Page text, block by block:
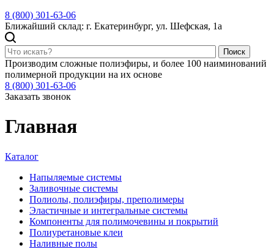
8 (800) 301-63-06
Ближайший склад: г. Екатеринбург, ул. Шефская, 1а
Поиск
Производим сложные полиэфиры, и более 100 наиминований
полимерной продукции на их основе
8 (800) 301-63-06
Заказать звонок
Главная
Каталог
Напыляемые системы
Заливочные системы
Полиолы, полиэфиры, преполимеры
Эластичные и интегральные системы
Компоненты для полимочевины и покрытий
Полиуретановые клеи
Наливные полы